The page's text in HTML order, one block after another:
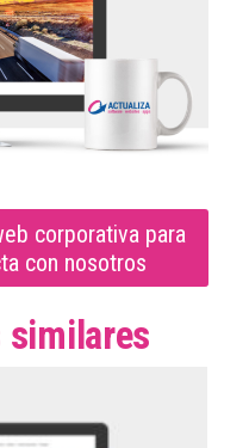
corporativa para
con nosotros
similares